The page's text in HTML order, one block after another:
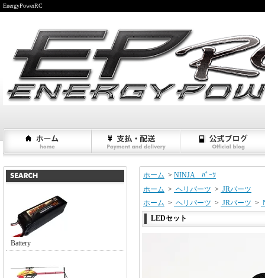
EnergyPowerRC
Battery
ホーム > NINJA ﾊﾟｰﾂ
ホーム > ヘリパーツ > JRパーツ
ホーム > ヘリパーツ > JRパーツ >
LEDセット